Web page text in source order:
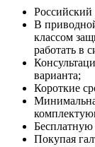
Российский
В
классом
работать в
варианта;
Короткие
Бесплатную
Покупая